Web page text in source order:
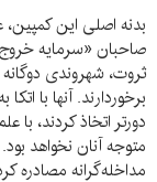
بدنه اصلی این
ثروت، شهروندی
برخوردارند. آنها با
دورتر اتخاذ کردند،
متوجه آنان نخواهد
مداخله‌گرانه مصادره